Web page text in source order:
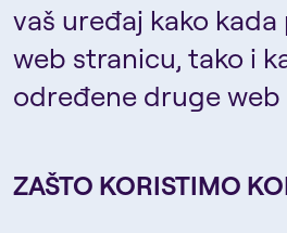
vaš uređaj kako
web stranicu, tako i
određene druge web
ZAŠTO KORISTIMO